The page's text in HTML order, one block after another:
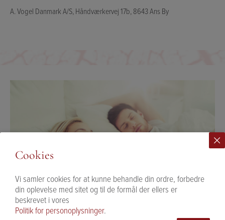
A. Vogel Danmark A/S, Håndværkervej 17b, 8643 Ans By
Cookies
Vi samler cookies for at kunne behandle din ordre, forbedre
din oplevelse med sitet og til de formål der ellers er
beskrevet i vores
Politik for personoplysninger.